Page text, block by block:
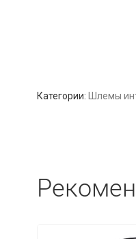
Категории: Шлемы